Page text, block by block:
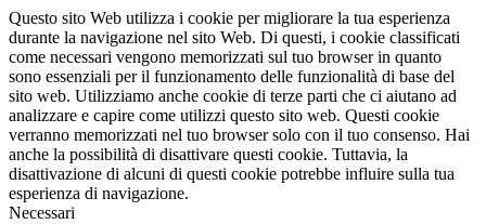
Questo sito Web utilizza i cookie per migliorare la tua esperienza
durante la navigazione nel sito Web. Di questi, i cookie classificati
come necessari vengono memorizzati sul tuo browser in quanto
sono essenziali per il funzionamento delle funzionalità di base del
sito web. Utilizziamo anche cookie di terze parti che ci aiutano ad
analizzare e capire come utilizzi questo sito web. Questi cookie
verranno memorizzati nel tuo browser solo con il tuo consenso. Hai
anche la possibilità di disattivare questi cookie. Tuttavia, la
disattivazione di alcuni di questi cookie potrebbe influire sulla tua
esperienza di navigazione.
Necessari